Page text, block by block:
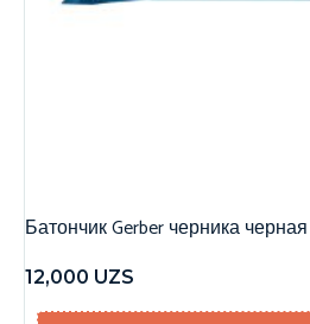
Батончик Gerber черника
12,000 UZS